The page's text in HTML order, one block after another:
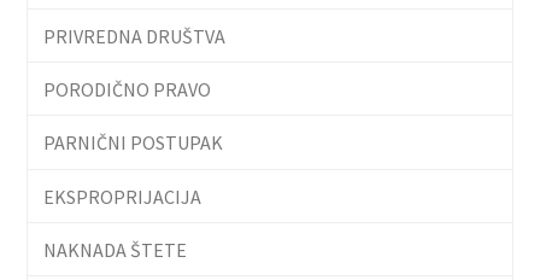
PRIVREDNA DRUŠTVA
PORODIČNO PRAVO
PARNIČNI POSTUPAK
EKSPROPRIJACIJA
NAKNADA ŠTETE